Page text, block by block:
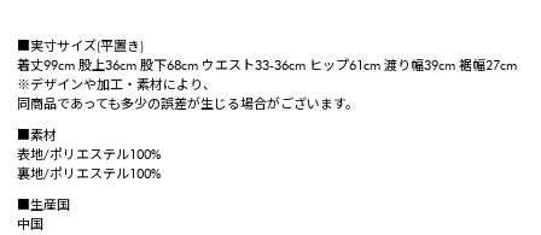
■実寸サイズ(平置き)
着丈99cm 股上36cm 股下68cm ウエスト33-36cm ヒップ61cm 渡り幅39cm 裾幅27cm
※デザインや加工・素材により、
同商品であっても多少の誤差が生じる場合がございます。
■素材
表地/ポリエステル100%
裏地/ポリエステル100%
■生産国
中国